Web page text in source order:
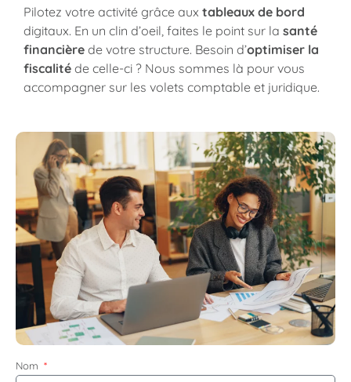
Pilotez votre activité grâce aux tableaux de bord
digitaux. En un clin d’oeil, faites le point sur la santé
financière de votre structure. Besoin d’optimiser la
fiscalité de celle-ci ? Nous sommes là pour vous
accompagner sur les volets comptable et juridique.
Nom